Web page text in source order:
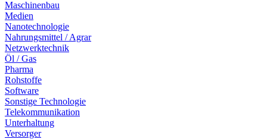
Maschinenbau
Medien
Nanotechnologie
Nahrungsmittel / Agrar
Netzwerktechnik
Öl / Gas
Pharma
Rohstoffe
Software
Sonstige Technologie
Telekommunikation
Unterhaltung
Versorger